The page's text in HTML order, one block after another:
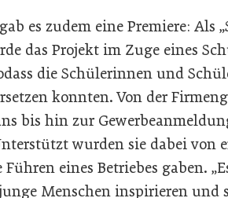
es zudem eine Premiere: Als
das Projekt im Zuge eines
die Schülerinnen und
konnten. Von der
bis hin zur
wurden sie dabei von
eines Betriebes gaben.
Menschen inspirieren und